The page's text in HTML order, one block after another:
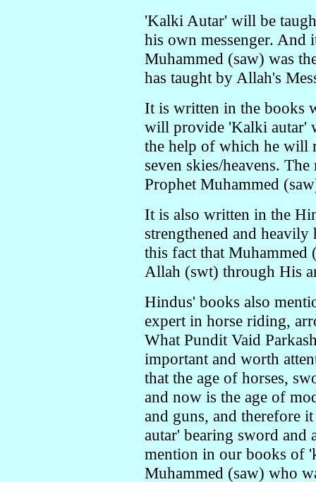
'Kalki Autar' will be
his own messenger. And
Muhammed (saw) was
has taught by Allah's
It is written in the books
will provide 'Kalki autar'
the help of which he will
seven skies/heavens.
Prophet Muhammed
It is also written in the
strengthened and
this fact that Muhammed
Allah (swt) through His
Hindus' books also
expert in horse riding,
What Pundit Vaid
important and worth
that the age of horses,
and now is the age of
and guns, and therefore
autar' bearing sword and
mention in our books of
Muhammed (saw) who